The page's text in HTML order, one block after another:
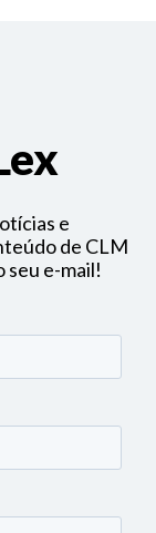
e
de CLM
seu e-mail!